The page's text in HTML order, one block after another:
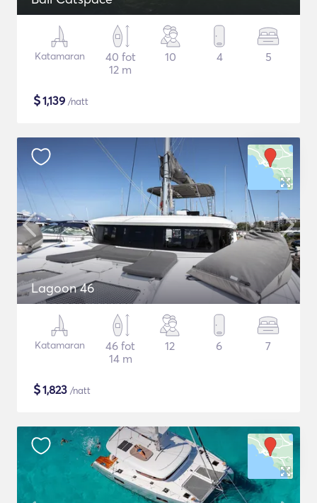
Katamaran
40 fot
12 m
10 4 5
$1,139 /natt
Lagoon 46
Katamaran
46 fot
14 m
12 6 7
$1,823 /natt